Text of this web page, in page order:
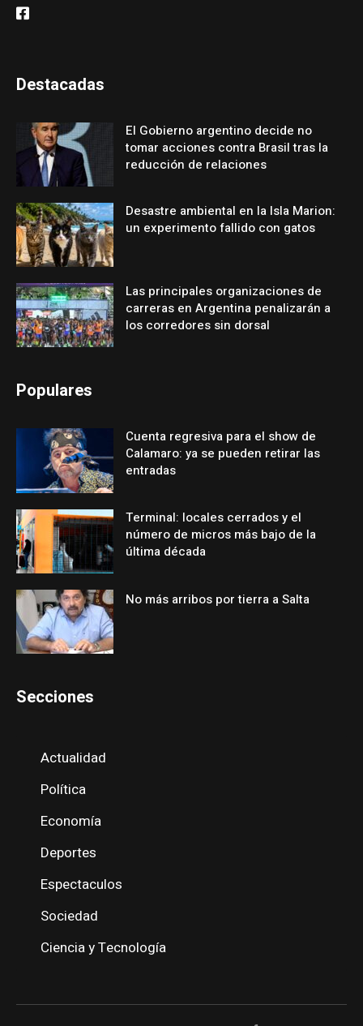
Destacadas
El Gobierno argentino decide no
tomar acciones contra Brasil tras la
reducción de relaciones
Desastre ambiental en la Isla Marion:
un experimento fallido con gatos
Las principales organizaciones de
carreras en Argentina penalizarán a
los corredores sin dorsal
Populares
Cuenta regresiva para el show de
Calamaro: ya se pueden retirar las
entradas
Terminal: locales cerrados y el
número de micros más bajo de la
última década
No más arribos por tierra a Salta
Secciones
Actualidad
Política
Economía
Deportes
Espectaculos
Sociedad
Ciencia y Tecnología